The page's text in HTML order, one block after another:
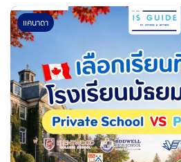
แคนาดา